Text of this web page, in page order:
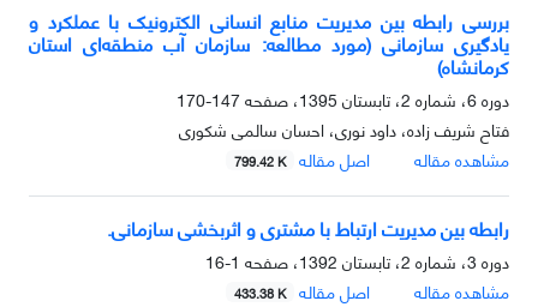
بررسی رابطه بین مدیریت منابع انسانی الکترونیک با عملکرد و
یادگیری سازمانی (مورد مطالعه: سازمان آب منطقه‌ای استان
کرمانشاه)
دوره 6، شماره 2، تابستان 1395، صفحه
147-170
فتاح شریف زاده، داود نوری، احسان سالمی شکوری
مشاهده مقاله
اصل مقاله 799.42 K
رابطه بین مدیریت ارتباط با مشتری و اثربخشی سازمانی.
دوره 3، شماره 2، تابستان 1392، صفحه
1-16
مشاهده مقاله
اصل مقاله 433.38 K